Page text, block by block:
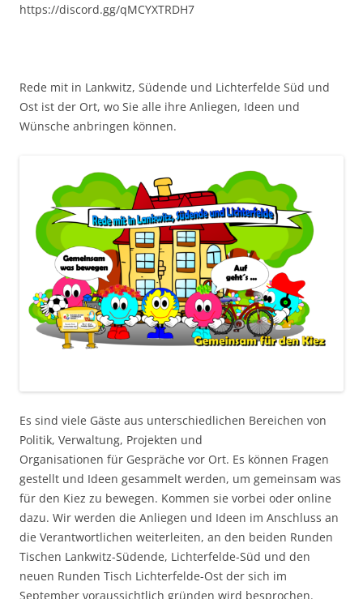
https://discord.gg/qMCYXTRDH7
Rede mit in Lankwitz, Südende und Lichterfelde Süd und
Ost ist der Ort, wo Sie alle ihre Anliegen, Ideen und
Wünsche anbringen können.
Es sind viele Gäste aus unterschiedlichen Bereichen von
Politik, Verwaltung, Projekten und
Organisationen für Gespräche vor Ort. Es können Fragen
gestellt und Ideen gesammelt werden, um gemeinsam was
für den Kiez zu bewegen. Kommen sie vorbei oder online
dazu. Wir werden die Anliegen und Ideen im Anschluss an
die Verantwortlichen weiterleiten, an den beiden Runden
Tischen Lankwitz-Südende, Lichterfelde-Süd und den
neuen Runden Tisch Lichterfelde-Ost der sich im
September voraussichtlich gründen wird besprochen.